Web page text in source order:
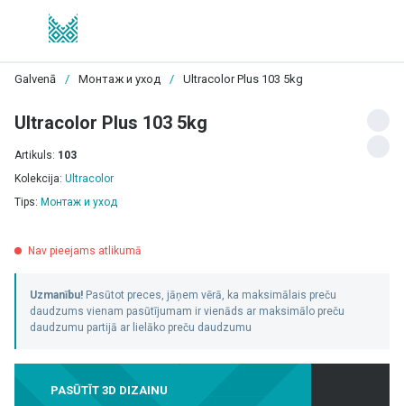
Galvenā / Монтаж и уход / Ultracolor Plus 103 5kg
Ultracolor Plus 103 5kg
Artikuls: 103
Kolekcija: Ultracolor
Tips: Монтаж и уход
Nav pieejams atlikumā
Uzmanību! Pasūtot preces, jāņem vērā, ka maksimālais preču
daudzums vienam pasūtījumam ir vienāds ar maksimālo preču
daudzumu partijā ar lielāko preču daudzumu
PASŪTĪT 3D DIZAINU